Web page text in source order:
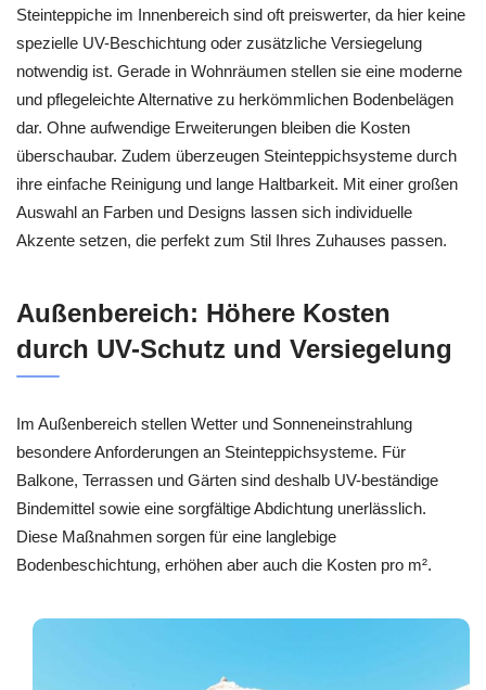
Steinteppiche im Innenbereich sind oft preiswerter, da hier keine
spezielle UV-Beschichtung oder zusätzliche Versiegelung
notwendig ist. Gerade in Wohnräumen stellen sie eine moderne
und pflegeleichte Alternative zu herkömmlichen Bodenbelägen
dar. Ohne aufwendige Erweiterungen bleiben die Kosten
überschaubar. Zudem überzeugen Steinteppichsysteme durch
ihre einfache Reinigung und lange Haltbarkeit. Mit einer großen
Auswahl an Farben und Designs lassen sich individuelle
Akzente setzen, die perfekt zum Stil Ihres Zuhauses passen.
Außenbereich: Höhere Kosten
durch UV-Schutz und Versiegelung
Im Außenbereich stellen Wetter und Sonneneinstrahlung
besondere Anforderungen an Steinteppichsysteme. Für
Balkone, Terrassen und Gärten sind deshalb UV-beständige
Bindemittel sowie eine sorgfältige Abdichtung unerlässlich.
Diese Maßnahmen sorgen für eine langlebige
Bodenbeschichtung, erhöhen aber auch die Kosten pro m².